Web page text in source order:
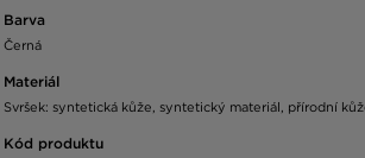
Barva
Černá
Materiál
Svršek: syntetická kůže, syntetický materiál, přírodní
Kód produktu